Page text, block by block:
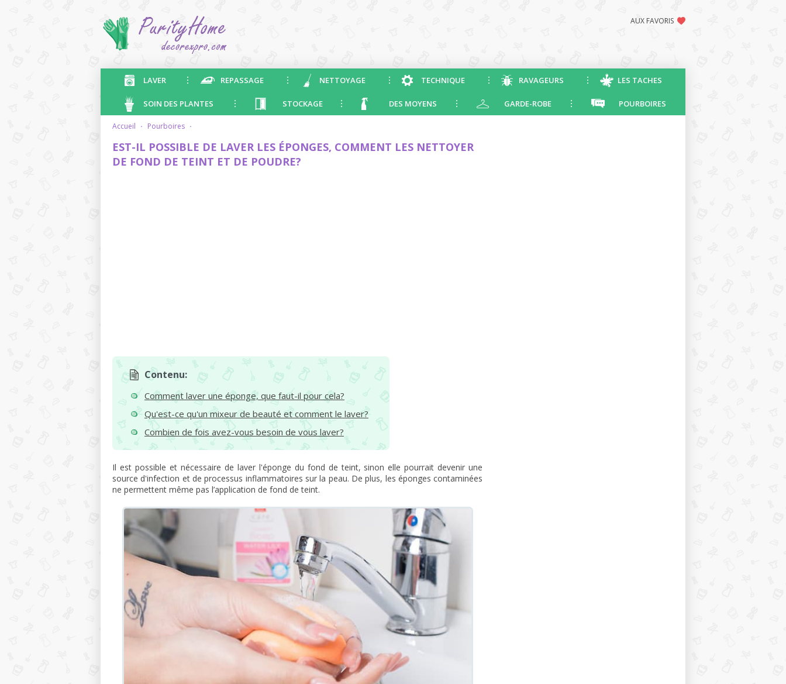
AUX FAVORIS
LAVER REPASSAGE NETTOYAGE TECHNIQUE RAVAGEURS LES TACHES
SOIN DES PLANTES STOCKAGE DES MOYENS GARDE-ROBE POURBOIRES
accueil · pourboires ·
EST-IL POSSIBLE DE LAVER LES ÉPONGES, COMMENT LES NETTOYER
DE FOND DE TEINT ET DE POUDRE?
Contenu:
Comment laver une éponge, que faut-il pour cela?
Qu'est-ce qu'un mixeur de beauté et comment le laver?
Combien de fois avez-vous besoin de vous laver?
Il est possible et nécessaire de laver l'éponge du fond de teint, sinon elle pourrait devenir une
source d'infection et de processus inflammatoires sur la peau. De plus, les éponges contaminées
ne permettent même pas l’application de fond de teint.